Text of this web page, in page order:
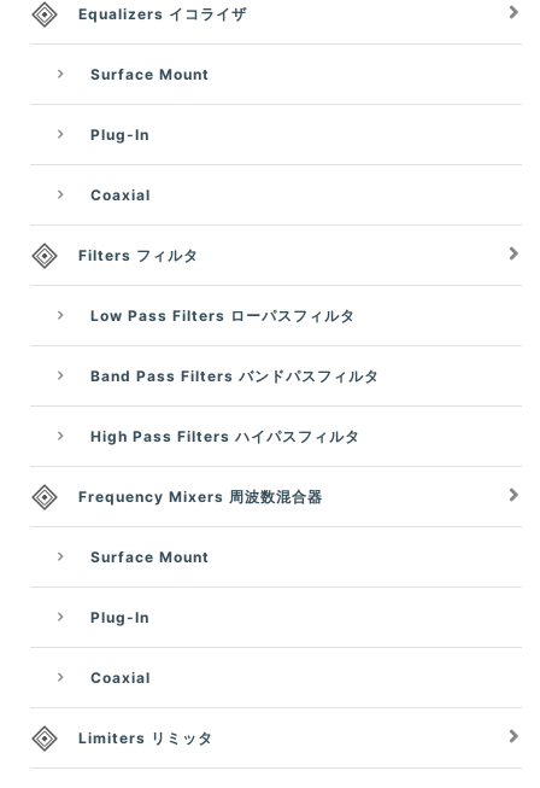
Equalizers イコライザ
Surface Mount
Plug-In
Coaxial
Filters フィルタ
Low Pass Filters ローパスフィルタ
Band Pass Filters バンドパスフィルタ
High Pass Filters ハイパスフィルタ
Frequency Mixers 周波数混合器
Surface Mount
Plug-In
Coaxial
Limiters リミッタ